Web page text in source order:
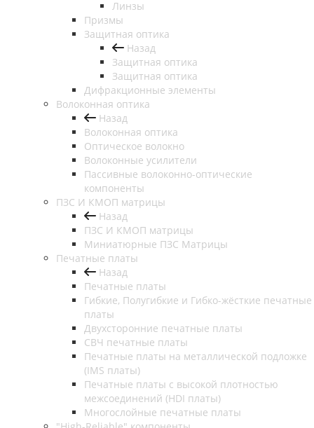
Линзы
Призмы
Защитная оптика
Назад
Защитная оптика
Защитная оптика
Дифракционные элементы
Волоконная оптика
Назад
Волоконная оптика
Оптическое волокно
Волоконные усилители
Пассивные волоконно-оптические
компоненты
ПЗС И КМОП матрицы
Назад
ПЗС И КМОП матрицы
Миниатюрные ПЗС Матрицы
Печатные платы
Назад
Печатные платы
Гибкие, Полугибкие и Гибко-жёсткие печатные
платы
Двухсторонние печатные платы
СВЧ печатные платы
Печатные платы на металлической подложке
(IMS платы)
Печатные платы с высокой плотностью
межсоединений (HDI платы)
Многослойные печатные платы